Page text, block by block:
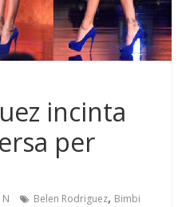
incinta
per
Belen Rodriguez, Bimbi